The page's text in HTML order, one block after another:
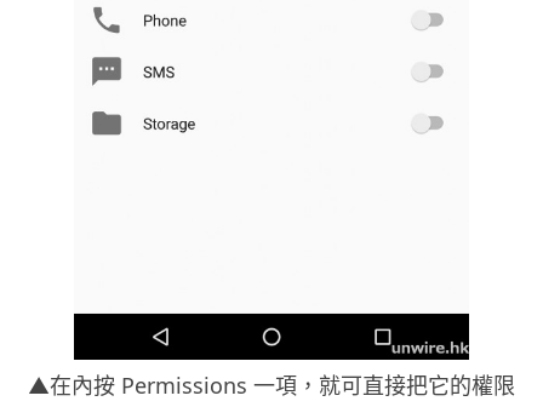
▲在內按 Permissions 一項，就可直接把它的權限